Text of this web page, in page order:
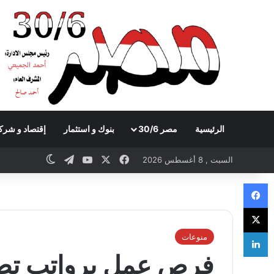
الرئيسية مصر 30/6 بنوك و استثمار إقتصاد و
السبت , 8 أغسطس 2026 Facebook
YouTube
Telegram
منوعات
Facebook
X
LinkedIn